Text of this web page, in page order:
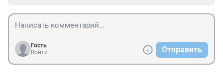
Гость
Войти
Отправить